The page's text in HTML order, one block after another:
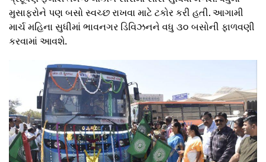
મુસાફરોને પણ બસો સ્વચ્છ રાખવા માટે ટકોર કરી હતી. આગામી
માર્ચ મહિના સુધીમાં ભાવનગર ડિવિઝનને વધુ ૩૦ બસોની ફાળવણી
કરવામાં આવશે.